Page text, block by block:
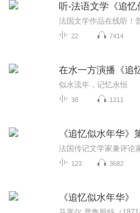
听-法语文学《追忆
法国文学作品在线听！
22 7414
在水一方演播《追
似水流年，记忆永恒
38 1211
《追忆似水年华》
123 3682
《追忆似水年华》